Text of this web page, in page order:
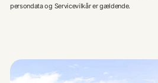
persondataog Servicevilkårer gældende.